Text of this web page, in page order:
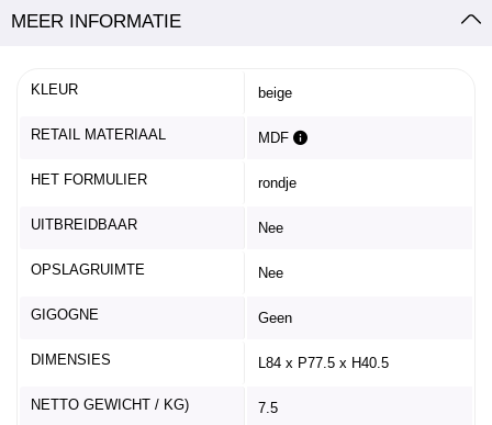
MEER INFORMATIE
KLEUR beige
RETAIL MATERIAAL MDF
HET FORMULIER rondje
UITBREIDBAAR Nee
OPSLAGRUIMTE Nee
GIGOGNE Geen
DIMENSIES L84 x P77.5 x H40.5
NETTO GEWICHT / KG) 7.5